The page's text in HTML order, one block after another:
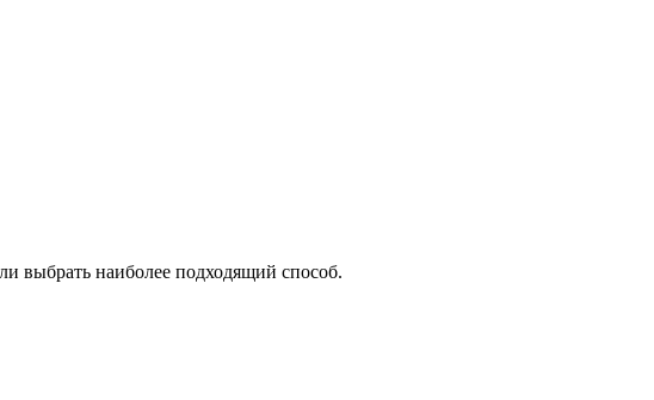
выбрать наиболее подходящий способ.